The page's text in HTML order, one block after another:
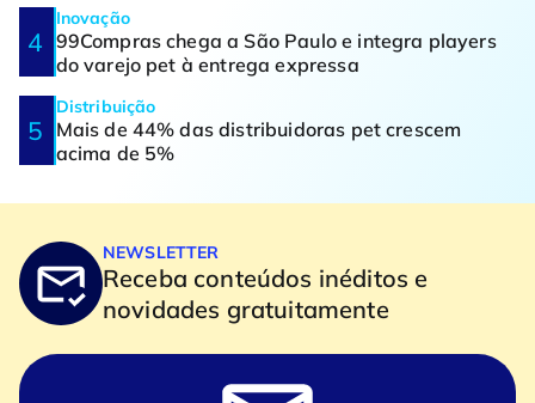
Inovação
99Compras chega a São Paulo e integra players
do varejo pet à entrega expressa
Distribuição
Mais de 44% das distribuidoras pet crescem
acima de 5%
NEWSLETTER
Receba conteúdos inéditos e
novidades gratuitamente